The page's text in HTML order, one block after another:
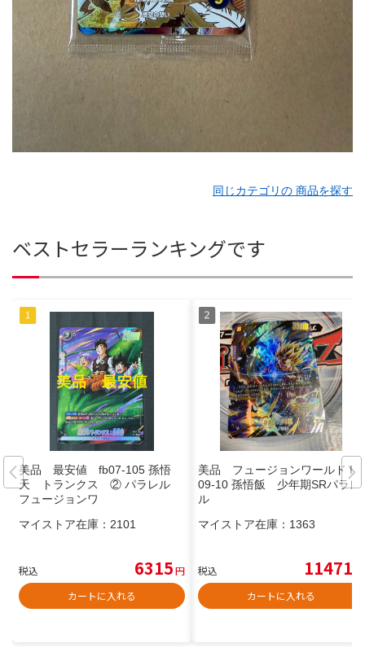
同じカテゴリの 商品を探す
ベストセラーランキングです
美品 最安値 fb07-105 孫悟
天 トランクス ② パラレル
フュージョンワ
マイストア在庫： 2101
税込 6315円
カートに入れる
美品 フュージョンワールド FS
09-10 孫悟飯 少年期SRパラレ
ル
マイストア在庫： 1363
税込 11471
カートに入れる